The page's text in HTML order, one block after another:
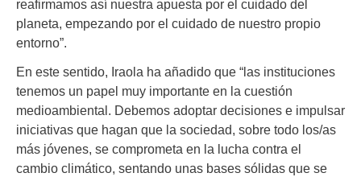
reafirmamos así nuestra apuesta por el cuidado del
planeta, empezando por el cuidado de nuestro propio
entorno”.
En este sentido, Iraola ha añadido que “las instituciones
tenemos un papel muy importante en la cuestión
medioambiental. Debemos adoptar decisiones e impulsar
iniciativas que hagan que la sociedad, sobre todo los/as
más jóvenes, se comprometa en la lucha contra el
cambio climático, sentando unas bases sólidas que se